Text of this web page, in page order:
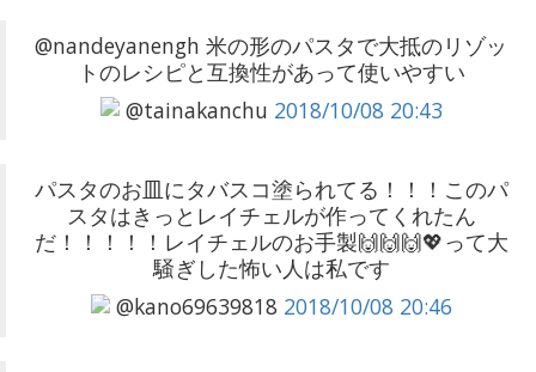
@nandeyanengh 米の形のパスタで大抵のリゾッ
トのレシピと互換性があって使いやすい
@tainakanchu 2018/10/08 20:43
パスタのお皿にタバスコ塗られてる！！！このパ
スタはきっとレイチェルが作ってくれたん
だ！！！！！レイチェルのお手製🙌🙌🙌💖って大
騒ぎした怖い人は私です
@kano69639818 2018/10/08 20:46